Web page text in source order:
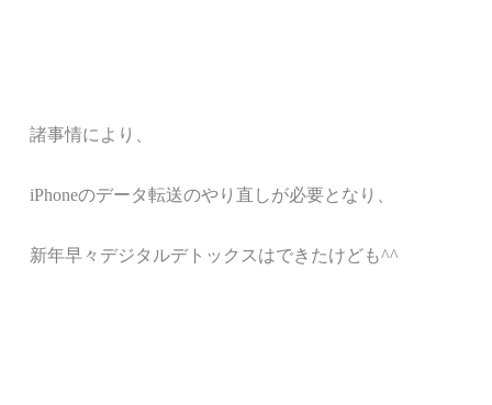
諸事情により、
iPhoneのデータ転送のやり直しが必要となり
新年早々デジタルデトックスはできたけども^^